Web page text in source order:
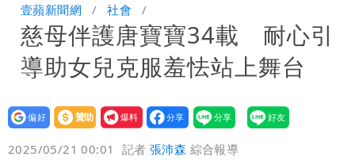
壹蘋新聞網 社會
慈母伴護唐寶寶34載 耐心引
導助女兒克服羞怯站上舞台
設為
贊助
我要
爆料
2025/05/21 00:01 記者張沛森 綜合報導